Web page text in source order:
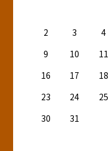
2
3 4
9
10 11
16
17 18
23
24 25
30
31